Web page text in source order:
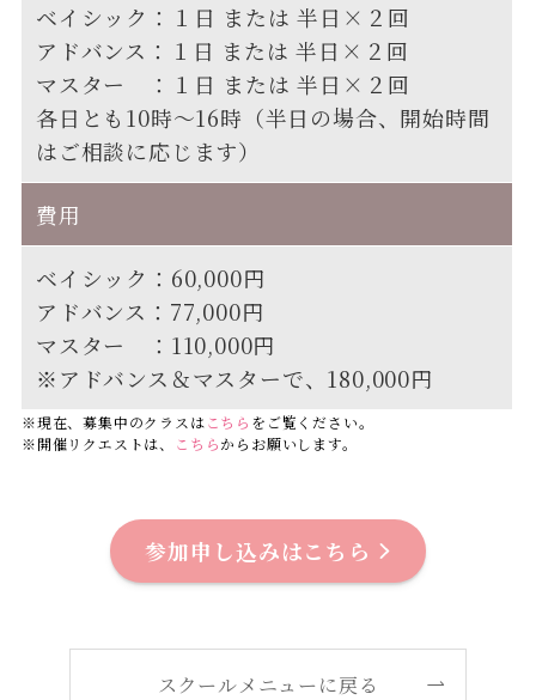
ベイシック：１日 または 半日×２回
アドバンス：１日 または 半日×２回
マスター ：１日 または 半日×２回
各日とも10時～16時（半日の場合、開始時間
はご相談に応じます）
費用
ベイシック：60,000円
アドバンス：77,000円
マスター ：110,000円
※アドバンス＆マスターで、180,000円
※現在、募集中のクラスはこちら をご覧ください。
※開催リクエストは、
こちらからお願いします。
参加申し込みはこちら
スクールメニューに戻る